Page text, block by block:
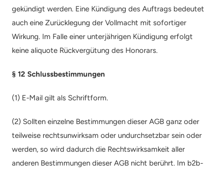
gekündigt werden. Eine Kündigung des Auftrags bedeutet
auch eine Zurücklegung der Vollmacht mit sofortiger
Wirkung. Im Falle einer unterjährigen Kündigung erfolgt
keine aliquote Rückvergütung des Honorars.
§ 12 Schlussbestimmungen
(1) E-Mail gilt als Schriftform.
(2) Sollten einzelne Bestimmungen dieser AGB ganz oder
teilweise rechtsunwirksam oder undurchsetzbar sein oder
werden, so wird dadurch die Rechtswirksamkeit aller
anderen Bestimmungen dieser AGB nicht berührt. Im b2b-